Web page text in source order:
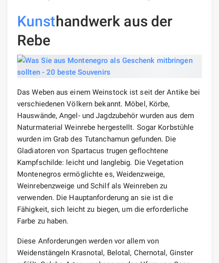
Kunsthandwerk aus der
Rebe
Das Weben aus einem Weinstock ist seit der Antike bei
verschiedenen Völkern bekannt. Möbel, Körbe,
Hauswände, Angel- und Jagdzubehör wurden aus dem
Naturmaterial Weinrebe hergestellt. Sogar Korbstühle
wurden im Grab des Tutanchamun gefunden. Die
Gladiatoren von Spartacus trugen geflochtene
Kampfschilde: leicht und langlebig. Die Vegetation
Montenegros ermöglichte es, Weidenzweige,
Weinrebenzweige und Schilf als Weinreben zu
verwenden. Die Hauptanforderung an sie ist die
Fähigkeit, sich leicht zu biegen, um die erforderliche
Farbe zu haben.
Diese Anforderungen werden vor allem von
Weidenstängeln Krasnotal, Belotal, Chernotal, Ginster